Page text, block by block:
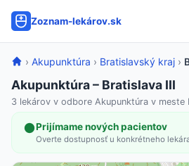
Zoznam-lekárov.sk
› Akupunktúra › Bratislavský kraj ›
Akupunktúra – Bratislava III
3 lekárov v odbore Akupunktúra v meste
Prijímame nových pacientov
Overte dostupnosť u konkrétneho